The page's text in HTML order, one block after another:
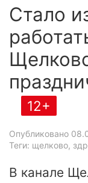
Стало
12+
Опубликовано
Теги: щелково,
В канале